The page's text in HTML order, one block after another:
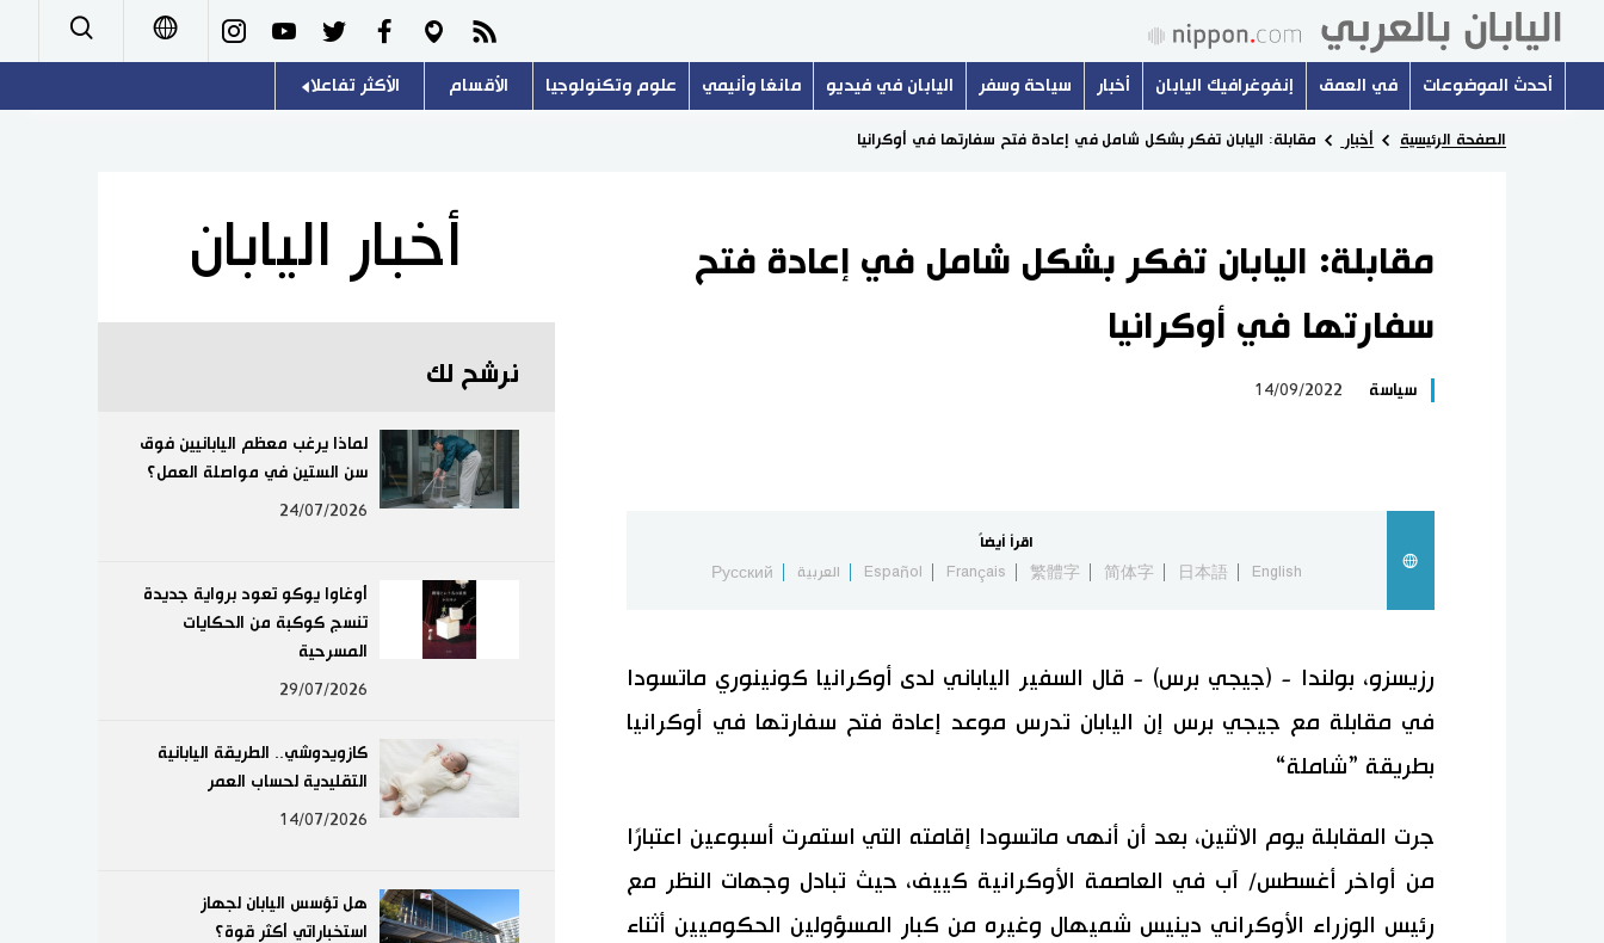
Русский
أحدث الموضوعات في العمق إنفوغرافيك اليابان أخبار سياحة وسفر اليابان في فيديو مانغا وأنيمي علوم وتكنولوجيا الأقسام
تجارب وآراء
سياسة
اقتصاد
مجتمع
ثقافة
طوكيو
الأكثر تفاعلا
هو وهي
المطبخ الياباني
الصفحة الرئيسية أخبار مقابلة: اليابان تفكر بشكل شامل في إعادة فتح سفارتها في أوكرانيا
مقابلة: اليابان تفكر بشكل شامل في إعادة فتح
سفارتها في أوكرانيا
سياسة 14/09/2022
اقرأ أيضاً
English
日本語
简体字
繁體字
Français
Español العربية Русский
رزيسزو، بولندا - (جيجي برس) - قال السفير الياباني لدى أوكرانيا كونينوري ماتسودا
في مقابلة مع جيجي برس إن اليابان تدرس موعد إعادة فتح سفارتها في أوكرانيا
بطريقة ”شاملة“
جرت المقابلة يوم الاثنين، بعد أن أنهى ماتسودا إقامته التي استمرت أسبوعين اعتبارًا
من أواخر أغسطس/ آب في العاصمة الأوكرانية كييف، حيث تبادل وجهات النظر مع
رئيس الوزراء الأوكراني دينيس شميهال وغيره من كبار المسؤولين الحكوميين أثناء
أخبار اليابان
نرشح لك
لماذا يرغب معظم اليابانيين فوق
سن الستين في مواصلة العمل؟
24/07/2026
أوغاوا يوكو تعود برواية جديدة
تنسج كوكبة من الحكايات
المسرحية
29/07/2026
كازويدوشي.. الطريقة اليابانية
التقليدية لحساب العمر
14/07/2026
هل تؤسس اليابان لجهاز
استخباراتي أكثر قوة؟